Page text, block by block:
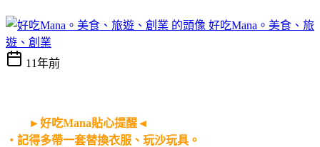
好吃Mana。美食、旅
遊、創業
11年前
►好吃Mana貼心提醒◄
・記得多帶一套替換衣服、玩沙玩具。